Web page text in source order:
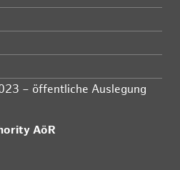
– öffentliche Auslegung
AöR